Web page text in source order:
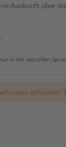
Auskunft über
in der aktuellen
gefunden.